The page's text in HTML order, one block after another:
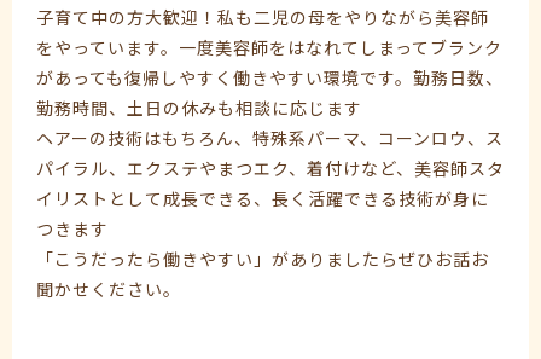
子育て中の方大歓迎！私も二児の母をやりながら美容師
をやっています。一度美容師をはなれてしまってブランク
があっても復帰しやすく働きやすい環境です。勤務日数、
勤務時間、土日の休みも相談に応じます
ヘアーの技術はもちろん、特殊系パーマ、コーンロウ、ス
パイラル、エクステやまつエク、着付けなど、美容師スタ
イリストとして成長できる、長く活躍できる技術が身に
つきます
「こうだったら働きやすい」がありましたらぜひお話お
聞かせください。